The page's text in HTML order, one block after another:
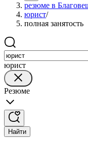
резюме в
юрист/
полная занятость
юрист
Резюме
Найти